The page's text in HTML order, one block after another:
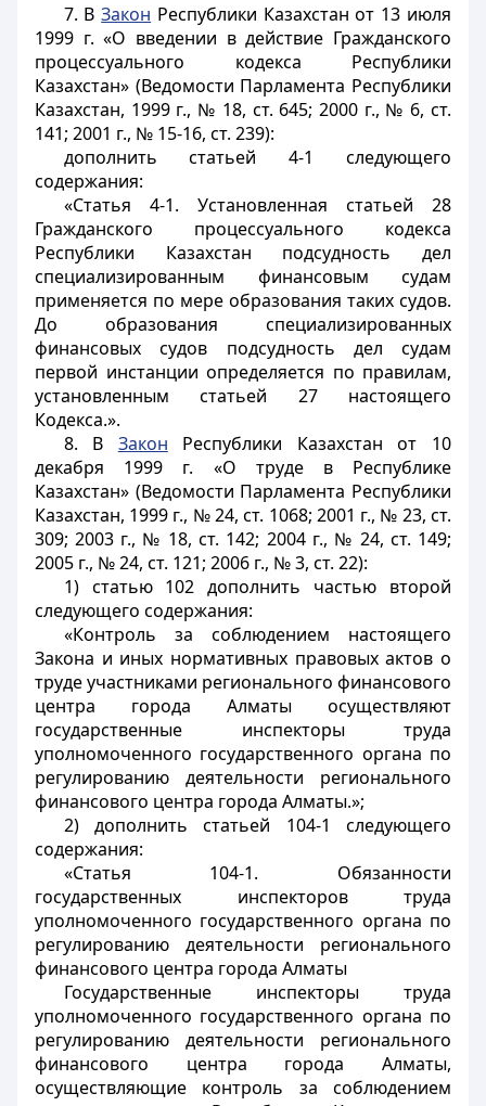
7. ВЗакон Республики Казахстан от 13 июля
1999 г. «О введении в действие Гражданского
процессуального кодекса Республики
Казахстан» (Ведомости Парламента Республики
Казахстан, 1999 г., № 18, ст. 645; 2000 г., № 6, ст.
141; 2001 г., № 15-16, ст. 239):
дополнить статьей 4-1 следующего
содержания:
«Статья 4-1. Установленная статьей 28
Гражданского процессуального кодекса
Республики Казахстан подсудность дел
специализированным финансовым судам
применяется по мере образования таких судов.
До образования специализированных
финансовых судов подсудность дел судам
первой инстанции определяется по правилам,
установленным статьей 27 настоящего
Кодекса.».
8. В Закон Республики Казахстан от 10
декабря 1999 г. «О труде в Республике
Казахстан» (Ведомости Парламента Республики
Казахстан, 1999 г., № 24, ст. 1068; 2001 г., № 23, ст.
309; 2003 г., № 18, ст. 142; 2004 г., № 24, ст. 149;
2005 г., № 24, ст. 121; 2006 г., № 3, ст. 22):
1) статью 102 дополнить частью второй
следующего содержания:
«Контроль за соблюдением настоящего
Закона и иных нормативных правовых актов о
труде участниками регионального финансового
центра города Алматы осуществляют
государственные инспекторы труда
уполномоченного государственного органа по
регулированию деятельности регионального
финансового центра города Алматы.»;
2) дополнить статьей 104-1 следующего
содержания:
«Статья 104-1. Обязанности
государственных инспекторов труда
уполномоченного государственного органа по
регулированию деятельности регионального
финансового центра города Алматы
Государственные инспекторы труда
уполномоченного государственного органа по
регулированию деятельности регионального
финансового центра города Алматы,
осуществляющие контроль за соблюдением